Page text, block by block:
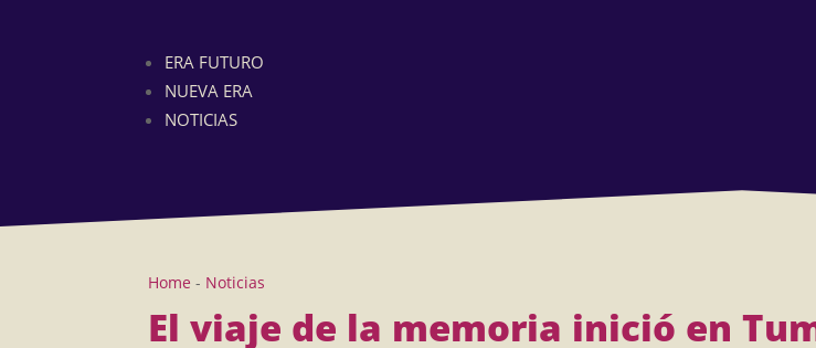
ERA FUTURO
NUEVA ERA
NOTICIAS
Home - Noticias
El viaje de la memoria inició en